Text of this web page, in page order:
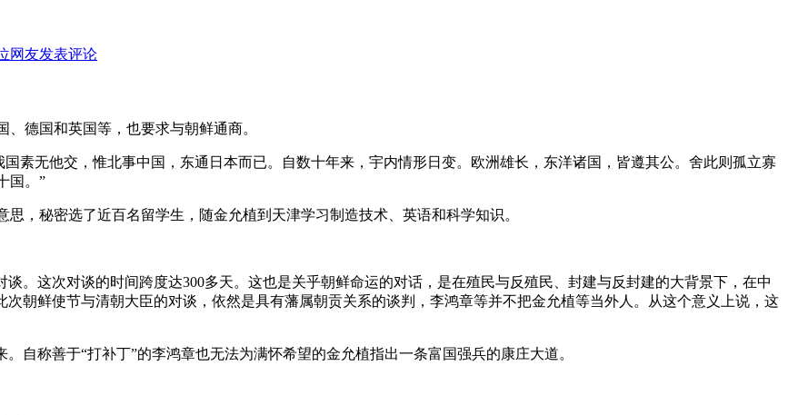
网友发表评论
德国和英国等，也要求与朝鲜通商。
素无他交，惟北事中国，东通日本而已。自数十年来，宇内情形日变。欧洲雄长，东洋诸国，皆遵其公。舍此则孤立寡
国。”
，秘密选了近百名留学生，随金允植到天津学习制造技术、英语和科学知识。
。这次对谈的时间跨度达300多天。这也是关乎朝鲜命运的对话，是在殖民与反殖民、封建与反封建的大背景下，在中
朝鲜使节与清朝大臣的对谈，依然是具有藩属朝贡关系的谈判，李鸿章等并不把金允植等当外人。从这个意义上说，这
自称善于“打补丁”的李鸿章也无法为满怀希望的金允植指出一条富国强兵的康庄大道。